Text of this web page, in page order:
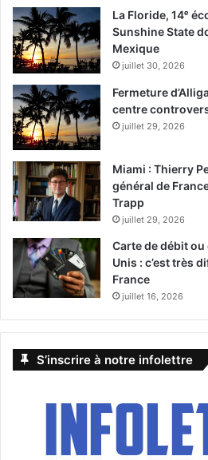
La Floride, 14ᵉ
Sunshine State
Mexique
juillet 30, 2026
Fermeture
centre
juillet 29, 2026
Miami : Thierry
général de
Trapp
juillet 29, 2026
Carte de débit
Unis : c’est très
France
juillet 16, 2026
S’inscrire à notre infolettre